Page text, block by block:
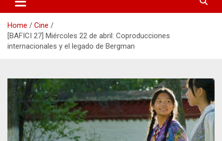
Home
Cine
[BAFICI 27] Miércoles 22 de abril: Coproducciones
internacionales y el legado de Bergman